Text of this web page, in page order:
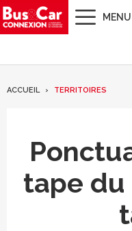
MENU
ACCUEIL TERRITOIRES
tape du